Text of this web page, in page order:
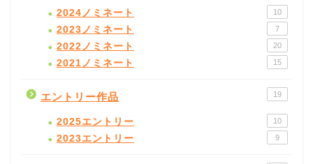
2024ノミネート 10
2023ノミネート 7
2022ノミネート 20
2021ノミネート 15
エントリー作品 19
2025エントリー 10
2023エントリー 9